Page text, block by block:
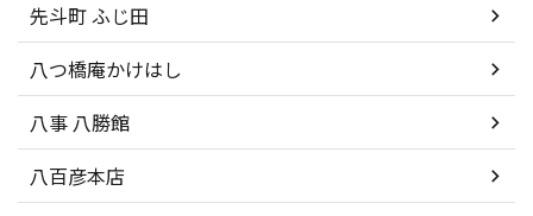
先斗町 ふじ田
八つ橋庵かけはし
八事 八勝館
八百彦本店